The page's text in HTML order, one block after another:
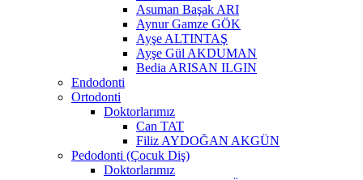
Asuman Başak ARI
Aynur Gamze GÖK
Ayşe ALTINTAŞ
Ayşe Gül AKDUMAN
Bedia ARISAN ILGIN
Endodonti
Ortodonti
Doktorlarımız
Can TAT
Filiz AYDOĞAN AKGÜN
Pedodonti (Çocuk Diş)
Doktorlarımız